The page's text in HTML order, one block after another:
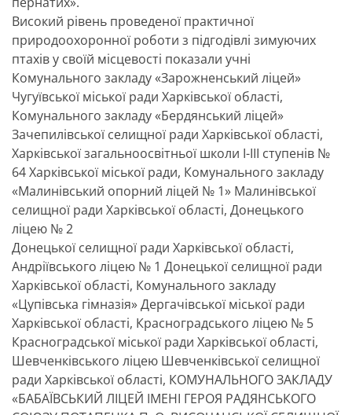
Високий рівень проведеної практичної
природоохоронної роботи з підгодівлі зимуючих
птахів у своїй місцевості показали учні
Комунального закладу «Зарожненський ліцей»
Чугуївської міської ради Харківської області,
Комунального закладу «Бердянський ліцей»
Зачепилівської селищної ради Харківської області,
Харківської загальноосвітньої школи І-ІІІ ступенів №
64 Харківської міської ради, Комунального закладу
«Малинівський опорний ліцей № 1» Малинівської
селищної ради Харківської області, Донецького
ліцею № 2
Донецької селищної ради Харківської області,
Андріївського ліцею № 1 Донецької селищної ради
Харківської області, Комунального закладу
«Цупівська гімназія» Дергачівської міської ради
Харківської області, Красноградського ліцею № 5
Красноградської міської ради Харківської області,
Шевченківського ліцею Шевченківської селищної
ради Харківської області, КОМУНАЛЬНОГО ЗАКЛАДУ
«БАБАЇВСЬКИЙ ЛІЦЕЙ ІМЕНІ ГЕРОЯ РАДЯНСЬКОГО